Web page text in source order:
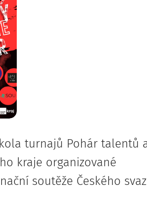
turnajů Pohár talentů
kraje organizované
soutěže Českého